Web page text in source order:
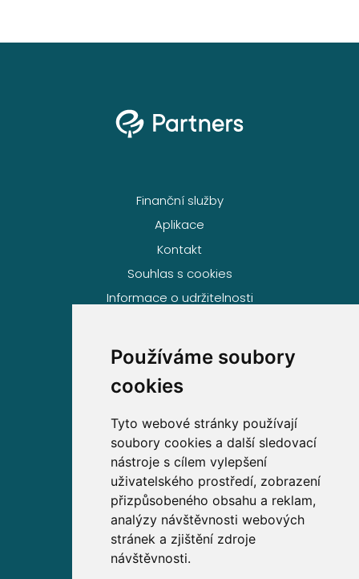
Používáme soubory
cookies
Tyto webové stránky používají
soubory cookies a další sledovací
nástroje s cílem vylepšení
uživatelského prostředí, zobrazení
přizpůsobeného obsahu a reklam,
analýzy návštěvnosti webových
stránek a zjištění zdroje
návštěvnosti.
Finanční služby
Aplikace
Kontakt
Souhlas s cookies
Informace o udržitelnosti
Volejte zdarma na
800 63 63 63
Sídlo společnosti
Partners Financial Services, a.s.
Prague Gate, 4. patro,
Türkova 2319/5b, 149 00
Praha 4 – Chodov